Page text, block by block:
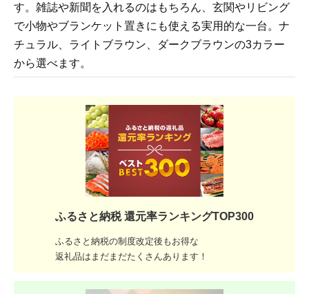
す。雑誌や新聞を入れるのはもちろん、玄関やリビング
で小物やブランケット置きにも使える実用的な一台。ナ
チュラル、ライトブラウン、ダークブラウンの3カラー
から選べます。
ふるさと納税 還元率ランキングTOP300
ふるさと納税の制度改定後もお得な
返礼品はまだまだたくさんあります！